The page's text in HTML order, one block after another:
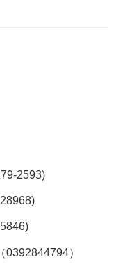
2593)
0392844794）